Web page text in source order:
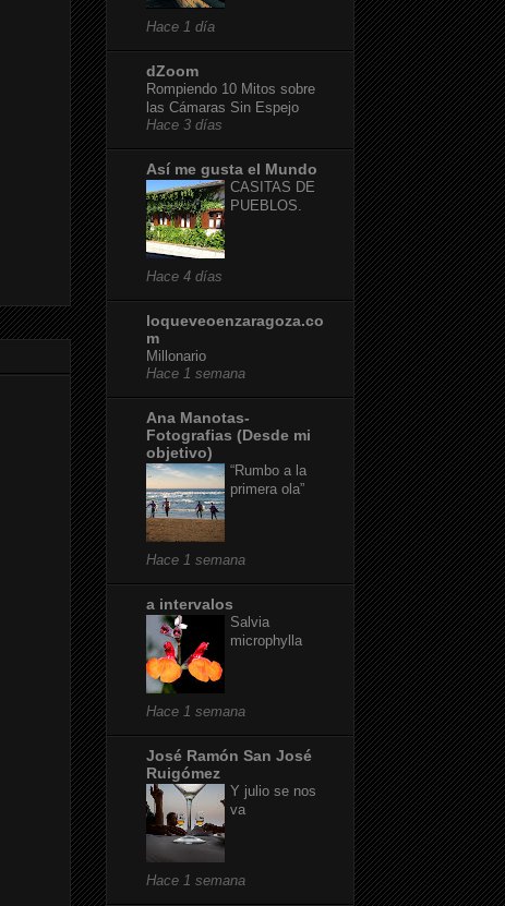
Hace 1 día
dZoom
Rompiendo 10 Mitos sobre
las Cámaras Sin Espejo
Hace 3 días
Así me gusta el Mundo
CASITAS DE
PUEBLOS.
Hace 4 días
loqueveoenzaragoza.co
m
Millonario
Hace 1 semana
Ana Manotas-
Fotografias (Desde mi
objetivo)
“Rumbo a la
primera ola”
Hace 1 semana
a intervalos
Salvia
microphylla
Hace 1 semana
José Ramón San José
Ruigómez
Y julio se nos
va
Hace 1 semana